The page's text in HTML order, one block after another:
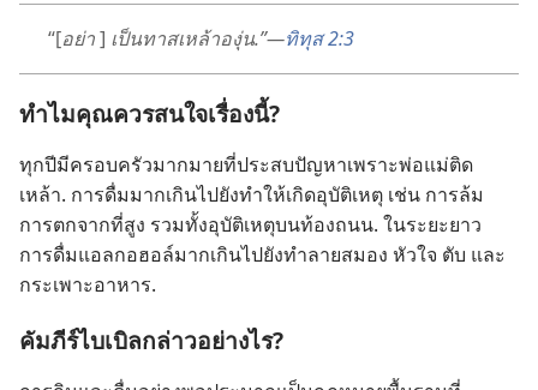
“[อย่า] เป็น​ทาส​เหล้า​องุ่น.”—ทิทุส 2:3
ทำไม​คุณ​ควร​สนใจ​เรื่อง​นี้?
ทุก​ปี​มี​ครอบครัว​มาก​มาย​ที่​ประสบ​ปัญหา​เพราะ​พ่อ​แม่​ติด​
เหล้า. การ​ดื่ม​มาก​เกิน​ไป​ยัง​ทำ​ให้​เกิด​อุบัติเหตุ เช่น การ​ล้ม
การ​ตก​จาก​ที่​สูง รวม​ทั้ง​อุบัติเหตุ​บน​ท้องถนน. ใน​ระยะ​ยาว
การ​ดื่ม​แอลกอฮอล์​มาก​เกิน​ไป​ยัง​ทำลาย​สมอง หัวใจ ตับ และ​
กระเพาะ​อาหาร.
คัมภีร์​ไบเบิล​กล่าว​อย่าง​ไร?